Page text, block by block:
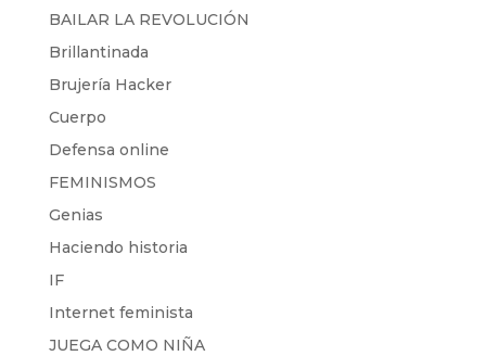
BAILAR LA REVOLUCIÓN
Brillantinada
Brujería Hacker
Cuerpo
Defensa online
FEMINISMOS
Genias
Haciendo historia
IF
Internet feminista
JUEGA COMO NIÑA